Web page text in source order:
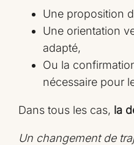
Une proposition
Une orientation
adapté,
Ou la
nécessaire pour
Dans tous les cas, la
Un changement de